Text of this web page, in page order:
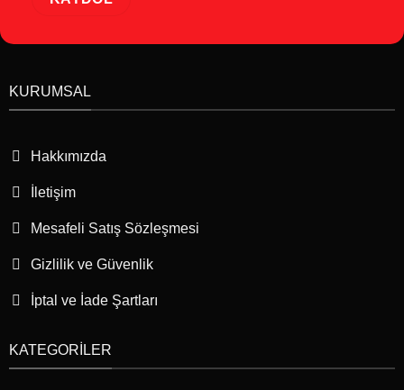
KURUMSAL
Hakkımızda
İletişim
Mesafeli Satış Sözleşmesi
Gizlilik ve Güvenlik
İptal ve İade Şartları
KATEGORILER